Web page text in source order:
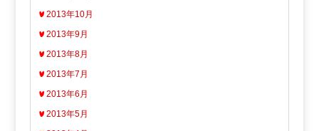
2013年10月
2013年9月
2013年8月
2013年7月
2013年6月
2013年5月